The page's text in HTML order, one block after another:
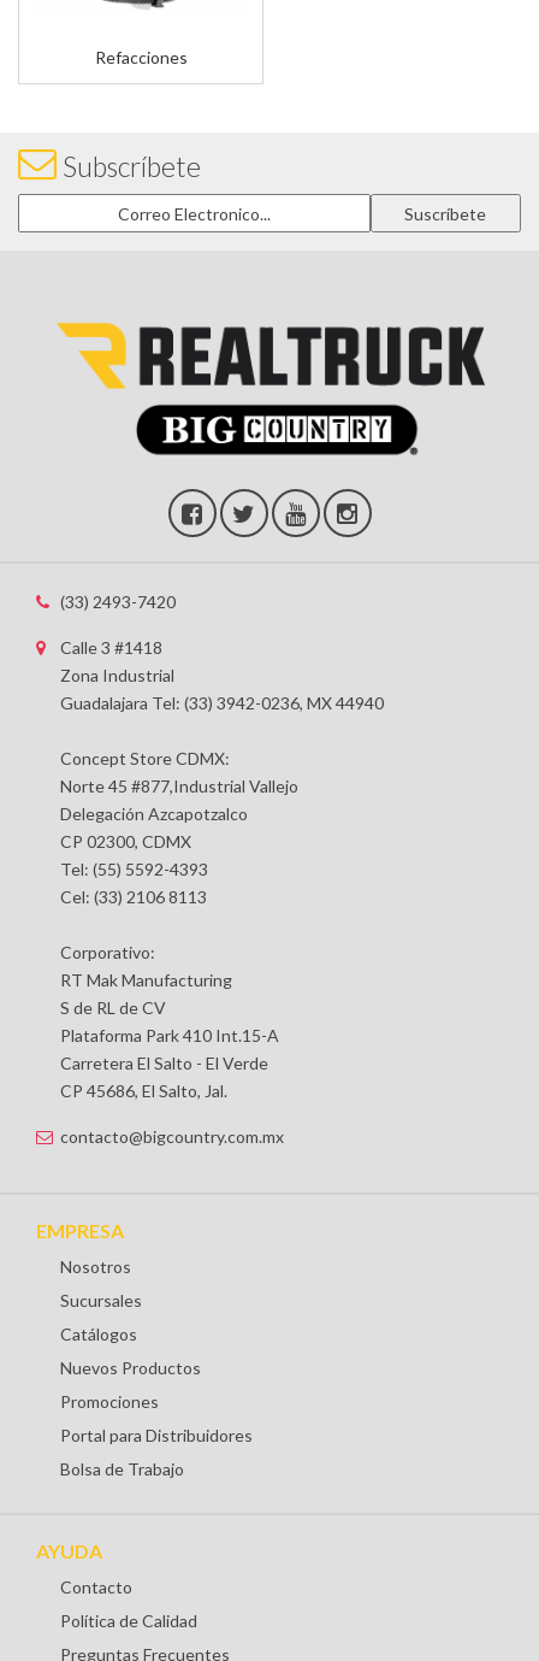
Refacciones
Subscríbete
(33) 2493-7420
Calle 3 #1418
Zona Industrial
Guadalajara Tel: (33) 3942-0236, MX 44940
Concept Store CDMX:
Norte 45 #877,Industrial Vallejo
Delegación Azcapotzalco
CP 02300, CDMX
Tel: (55) 5592-4393
Cel: (33) 2106 8113
Corporativo:
RT Mak Manufacturing
S de RL de CV
Plataforma Park 410 Int.15-A
Carretera El Salto - El Verde
CP 45686, El Salto, Jal.
contacto@bigcountry.com.mx
EMPRESA
Nosotros
Sucursales
Catálogos
Nuevos Productos
Promociones
Portal para Distribuidores
Bolsa de Trabajo
AYUDA
Contacto
Política de Calidad
Preguntas Frecuentes